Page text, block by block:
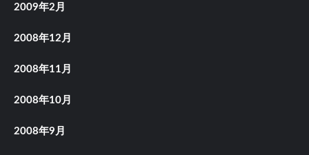
2009年2月
2008年12月
2008年11月
2008年10月
2008年9月